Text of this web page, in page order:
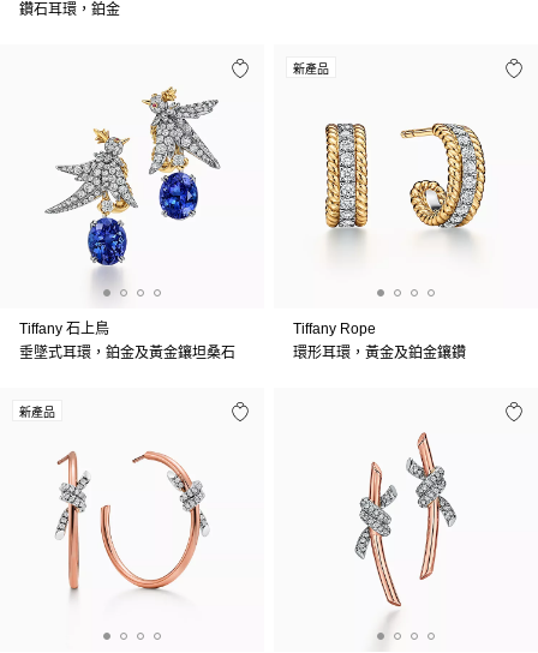
鑽石耳環，鉑金
Tiffany 石上鳥
垂墜式耳環，鉑金及黃金鑲坦桑石
新產品
Tiffany Rope
環形耳環，黃金及鉑金鑲鑽
新產品